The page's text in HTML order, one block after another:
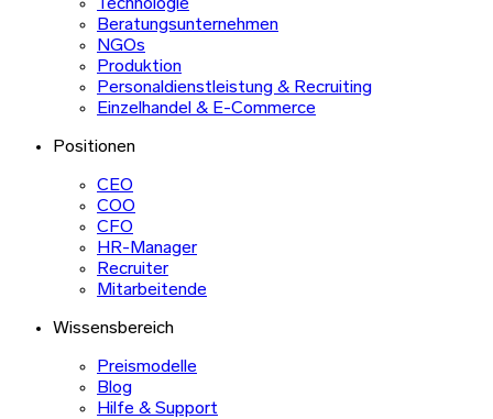
Technologie
Beratungsunternehmen
NGOs
Produktion
Personaldienstleistung & Recruiting
Einzelhandel & E-Commerce
Positionen
CEO
COO
CFO
HR-Manager
Recruiter
Mitarbeitende
Wissensbereich
Preismodelle
Blog
Hilfe & Support